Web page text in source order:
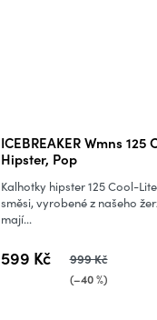
ICEBREAKER Wmns
Hipster, Pop
599 Kč 999 Kč
(–40 %)
Kalhotky hipster 125 Cool-
směsi, vyrobené z našeho
mají...